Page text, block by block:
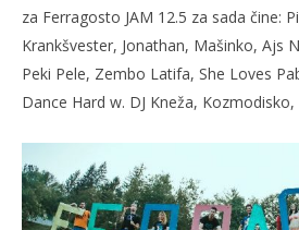
za Ferragosto JAM 12.5 za sada čine:
Krankšvester, Jonathan, Mašinko, Ajs
Peki Pele, Zembo Latifa, She Loves
Dance Hard w. DJ Kneža,